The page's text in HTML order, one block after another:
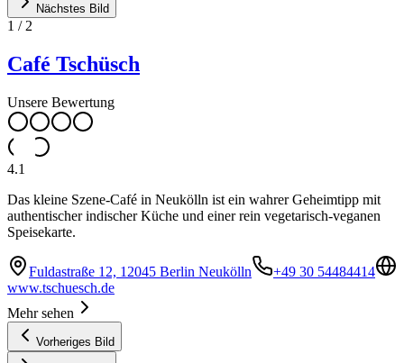
Nächstes Bild
1 / 2
Café Tschüsch
Unsere Bewertung
4.1
Das kleine Szene-Café in Neukölln ist ein wahrer Geheimtipp mit
authentischer indischer Küche und einer rein vegetarisch-veganen
Speisekarte.
Fuldastraße 12, 12045 Berlin Neukölln
+49 30 54484414
www.tschuesch.de
Mehr sehen
Vorheriges Bild